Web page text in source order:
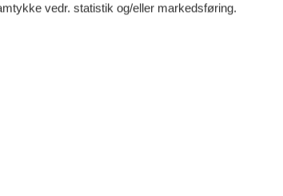
vedr. statistik og/eller markedsføring.